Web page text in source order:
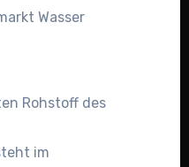
Wasser
Rohstoff des
im